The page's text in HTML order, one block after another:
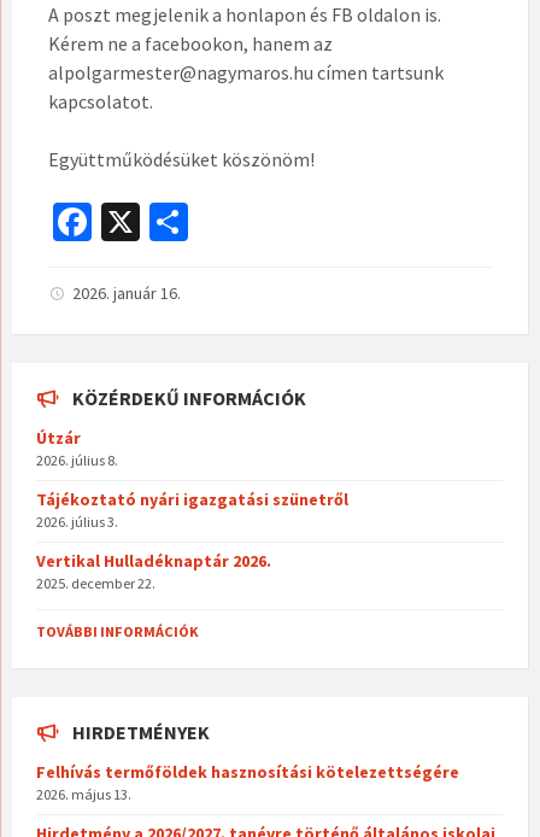
A poszt megjelenik a honlapon és FB oldalon is.
Kérem ne a facebookon, hanem az
alpolgarmester@nagymaros.hu címen tartsunk
kapcsolatot.
Együttműködésüket köszönöm!
Fa
b
o
k
X
m
2026. január 16.
KÖZÉRDEKŰ INFORMÁCIÓK
Útzár
2026. július 8.
Tájékoztató nyári igazgatási szünetről
2026. július 3.
Vertikal Hulladéknaptár 2026.
2025. december 22.
TOVÁBBI INFORMÁCIÓK
HIRDETMÉNYEK
Felhívás termőföldek hasznosítási kötelezettségére
2026. május 13.